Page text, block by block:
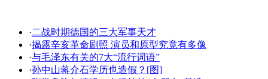
·二战时期德国的三大军事天才
·揭露辛亥革命剧照 演员和原型究竟有多像
·与毛泽东有关的7大“流行词语”
·孙中山蒋介石学历也造假？[图]